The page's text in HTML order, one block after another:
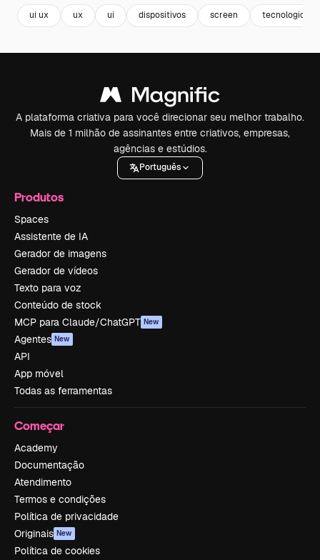
ui ux ux ui dispositivos screen tecnologico
A plataforma criativa para você direcionar seu melhor trabalho.
Mais de 1 milhão de assinantes entre criativos, empresas,
agências e estúdios.
Português
Produtos
Spaces
Assistente de IA
Gerador de imagens
Gerador de vídeos
Texto para voz
Conteúdo de stock
MCP para Claude/ChatGPT New
Agentes New
API
App móvel
Todas as ferramentas
Começar
Academy
Documentação
Atendimento
Termos e condições
Política de privacidade
Originais New
Política de cookies